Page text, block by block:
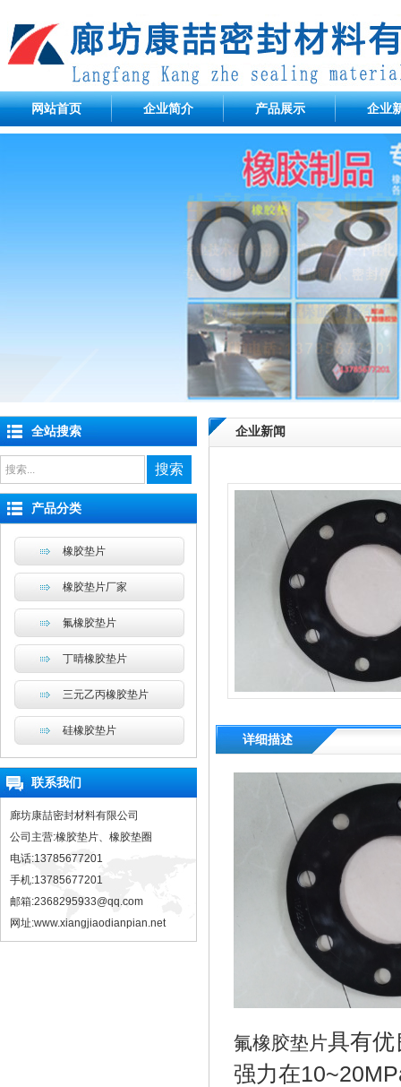
网站首页 企业简介 产品展示 企业
企业新闻
详细描述
氟橡胶垫片具有优
强力在
全站搜索
搜索
产品分类
橡胶垫片
橡胶垫片厂家
氟橡胶垫片
丁晴橡胶垫片
三元乙丙橡胶垫片
硅橡胶垫片
联系我们
廊坊康喆密封材料有限公司
公司主营:橡胶垫片、橡胶垫圈
电话:13785677201
手机:13785677201
邮箱:2368295933@qq.com
网址:www.xiangjiaodianpian.net